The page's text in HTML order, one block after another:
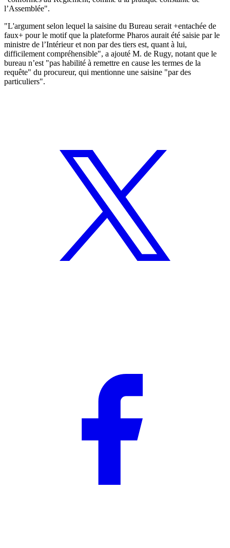
l’Assemblée".
"L'argument selon lequel la saisine du Bureau serait +entachée de
faux+ pour le motif que la plateforme Pharos aurait été saisie par le
ministre de l’Intérieur et non par des tiers est, quant à lui,
difficilement compréhensible", a ajouté M. de Rugy, notant que le
bureau n’est "pas habilité à remettre en cause les termes de la
requête" du procureur, qui mentionne une saisine "par des
particuliers".